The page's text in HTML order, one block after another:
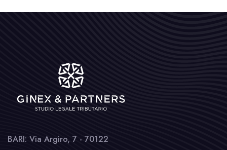
BARI: Via Argiro, 7 - 70122